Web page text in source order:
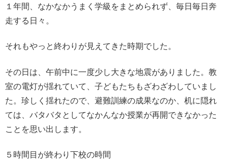
１年間、なかなかうまく学級をまとめられず、毎日毎日奔
走する日々。
それもやっと終わりが見えてきた時期でした。
その日は、午前中に一度少し大きな地震がありました。教
室の電灯が揺れていて、子どもたちもざわざわしていまし
た。珍しく揺れたので、避難訓練の成果なのか、机に隠れ
ては、バタバタとしてなかんなか授業が再開できなかった
ことを思い出します。
５時間目が終わり下校の時間